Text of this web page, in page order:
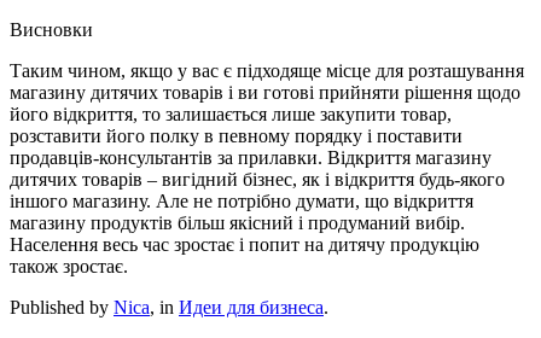
Висновки
Таким чином, якщо у вас є підходяще місце для розташування
магазину дитячих товарів і ви готові прийняти рішення щодо
його відкриття, то залишається лише закупити товар,
розставити його полку в певному порядку і поставити
продавців-консультантів за прилавки. Відкриття магазину
дитячих товарів – вигідний бізнес, як і відкриття будь-якого
іншого магазину. Але не потрібно думати, що відкриття
магазину продуктів більш якісний і продуманий вибір.
Населення весь час зростає і попит на дитячу продукцію
також зростає.
Published by Nica, in Идеи для бизнеса.